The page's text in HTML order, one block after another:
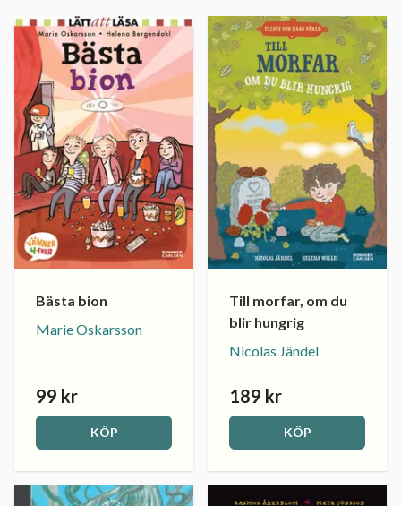
Bästa bion
Marie Oskarsson
99 kr
KÖP
Till morfar, om du
blir hungrig
Nicolas Jändel
189 kr
KÖP